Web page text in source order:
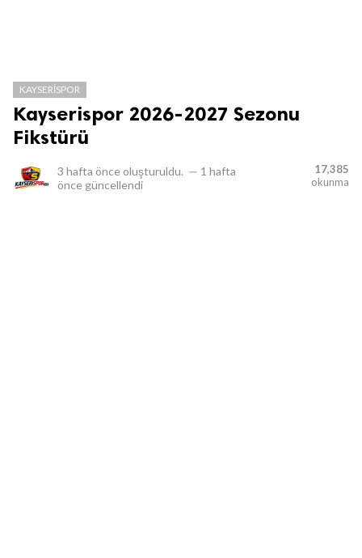
KAYSERISPOR
Kayserispor 2026-2027 Sezonu
Fikstürü
3 hafta önce oluşturuldu. — 1 hafta
önce güncellendi
17,385
okunma